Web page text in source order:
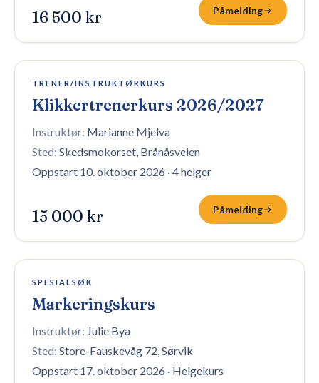
16 500 kr Påmelding
3 plasser igjen
TRENER/INSTRUKTØRKURS
Klikkertrenerkurs 2026/2027
Instruktør: Marianne Mjelva
Sted: Skedsmokorset, Brånåsveien
Oppstart 10. oktober 2026 ·4 helger
15 000 kr Påmelding
Fullt — venteliste
SPESIALSØK
Markeringskurs
Instruktør: Julie Bya
Sted: Store-Fauskevåg 72, Sørvik
Oppstart 17. oktober 2026 · Helgekurs